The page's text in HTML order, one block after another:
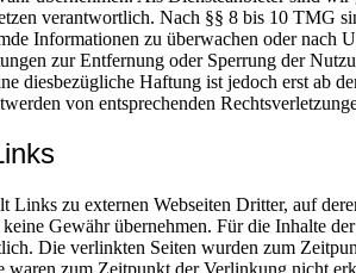
verantwortlich. Nach §§ 8 bis 10 TMG
Informationen zu überwachen oder nach
zur Entfernung oder Sperrung der
diesbezügliche Haftung ist jedoch erst ab
von entsprechenden
Links zu externen Webseiten Dritter, auf
Gewähr übernehmen. Für die Inhalte
Die verlinkten Seiten wurden zum